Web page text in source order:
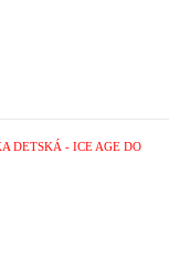
DETSKÁ - ICE AGE DO